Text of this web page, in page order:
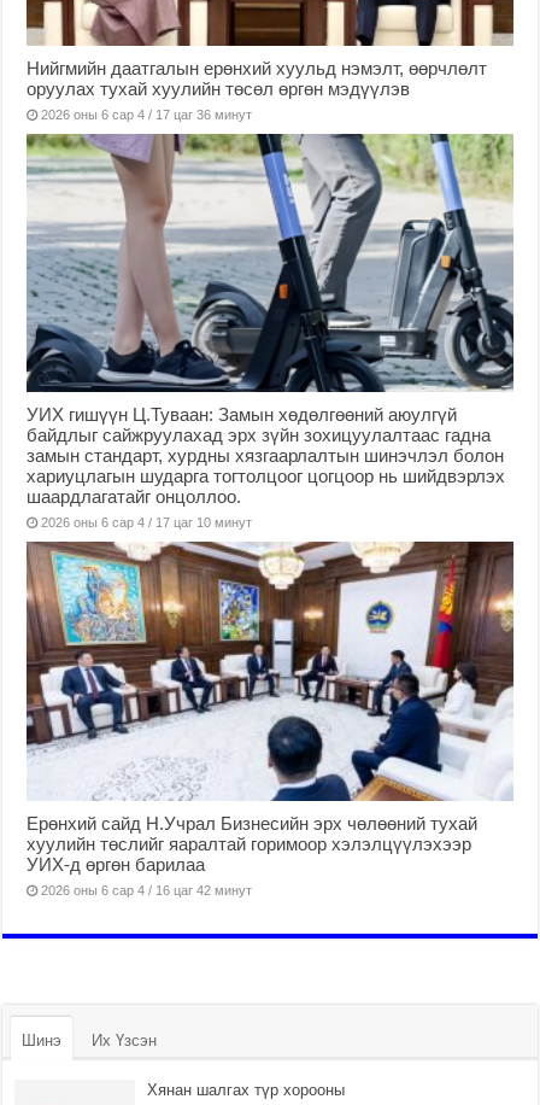
Нийгмийн даатгалын ерөнхий хуульд нэмэлт, өөрчлөлт
оруулах тухай хуулийн төсөл өргөн мэдүүлэв
2026 оны 6 сар 4 / 17 цаг 36 минут
УИХ гишүүн Ц.Туваан: Замын хөдөлгөөний аюулгүй
байдлыг сайжруулахад эрх зүйн зохицуулалтаас гадна
замын стандарт, хурдны хязгаарлалтын шинэчлэл болон
хариуцлагын шударга тогтолцоог цогцоор нь шийдвэрлэх
шаардлагатайг онцоллоо.
2026 оны 6 сар 4 / 17 цаг 10 минут
Ерөнхий сайд Н.Учрал Бизнесийн эрх чөлөөний тухай
хуулийн төслийг яаралтай горимоор хэлэлцүүлэхээр
УИХ-д өргөн барилаа
2026 оны 6 сар 4 / 16 цаг 42 минут
Шинэ Их Үзсэн
Хянан шалгах түр хорооны